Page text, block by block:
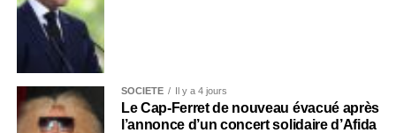
SOCIÉTÉ Il y a 4 jours
Le Cap-Ferret de nouveau évacué après
l’annonce d’un concert solidaire d’Afida